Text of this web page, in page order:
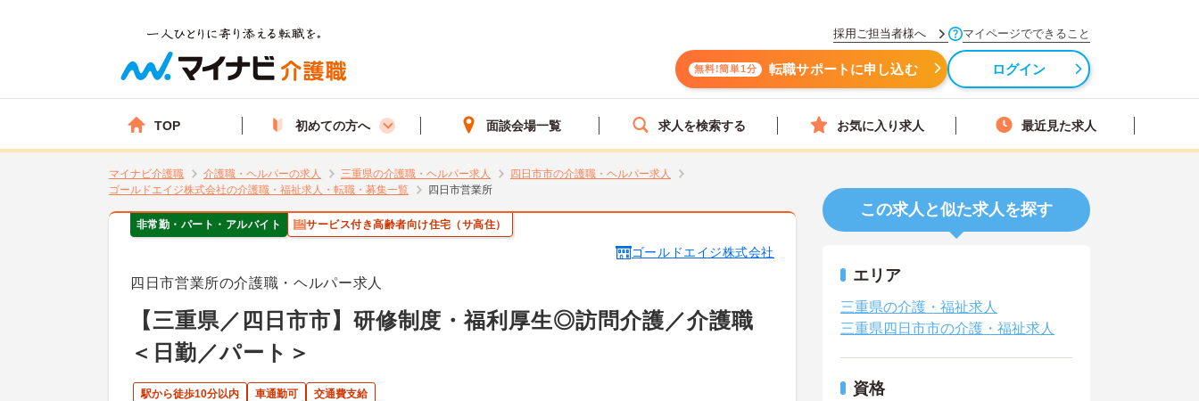
採用ご担当者様へ マイページでできること
無料!簡単1分 転職サポートに申し込む ログイン
TOP 初めての方へ 面談会場一覧 求人を検索する お気に入り求人 最近見た求人
マイナビ介護職 介護職・ヘルパーの求人 三重県の介護職・ヘルパー求人
四日市市の介護職・ヘルパー求人
ゴールドエイジ株式会社の介護職・福祉求人・転職・募集一覧
四日市営業所
非常勤・パート・アルバイト サービス付き高齢者向け住宅（サ高住）
ゴールドエイジ株式会社
四日市営業所の介護職・ヘルパー求人
【三重県／四日市市】研修制度・福利厚生◎訪問介護／介護職
＜日勤／パート＞
駅から徒歩10分以内 車通勤可 交通費支給
この求人と似た求人を探す
エリア
三重県の介護・福祉求人
三重県四日市市の介護・福祉求人
資格